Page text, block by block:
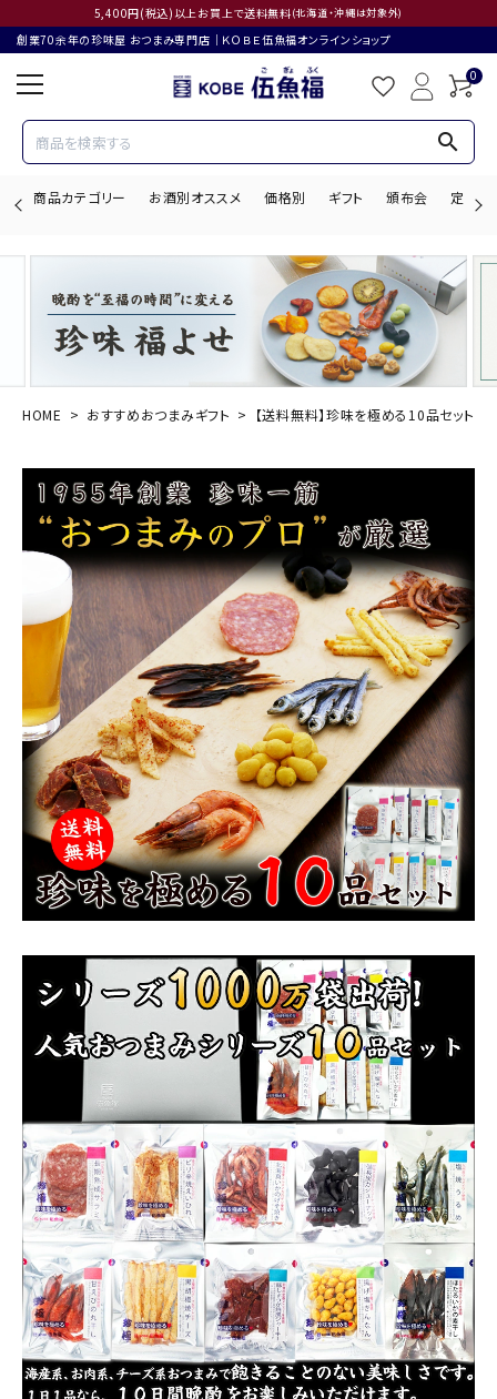
5,400円(税込)以上お買上で送料無料(北海道・沖縄は対象外)
創業70余年の珍味屋 おつまみ専門店│ＫＯＢＥ伍魚福オンラインショップ
0
search
商品カテゴリー お酒別オススメ 価格別 ギフト 頒布会 定期購
search
商品カテゴリー
お酒別オススメ
価格別
お問い合わせ
ご利用ガイド
直営店
HOME おすすめおつまみギフト 【送料無料】珍味を極める10品セット